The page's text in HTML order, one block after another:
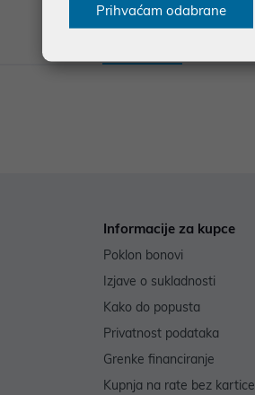
Informacije za kupce
Poklon bonovi
Izjave o sukladnosti
Kako do popusta
Privatnost podataka
Grenke financiranje
Kupnja na rate bez kartice
Prihvaćam odabrane